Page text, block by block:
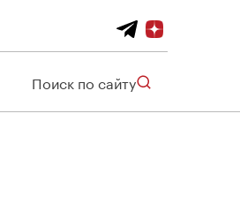
Поиск по сайту